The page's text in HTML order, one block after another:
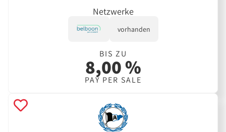
Netzwerke
vorhanden
BIS ZU
8,00 %
PAY PER SALE